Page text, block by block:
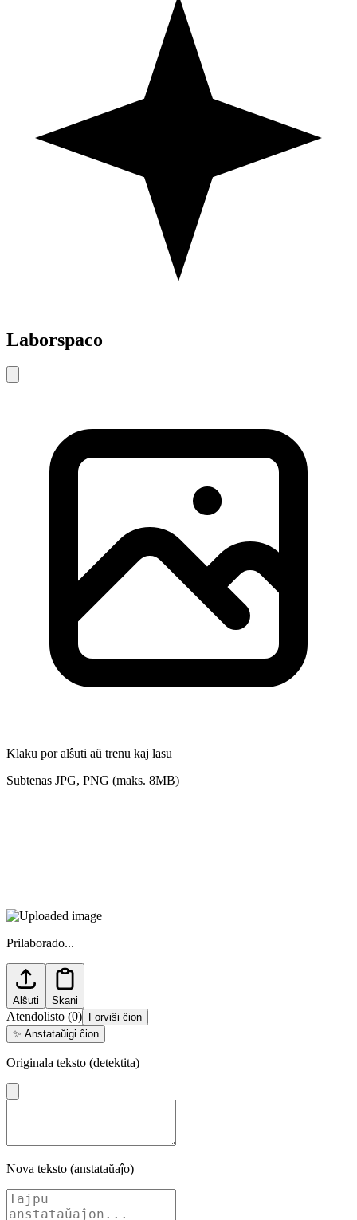
Laborspaco
Klaku por alŝuti aŭ trenu kaj lasu
Subtenas JPG, PNG (maks. 8MB)
Prilaborado...
Alŝuti Skani
Atendolisto (0)
Forviŝi ĉion
✨ Anstataŭigi ĉion
Originala teksto (detektita)
Nova teksto (anstataŭaĵo)